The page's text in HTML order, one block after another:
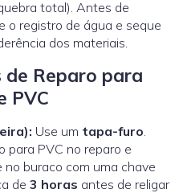
total). Antes de
o registro de água e seque
dos materiais.
Reparo para
PVC
Use um tapa-furo
para PVC no reparo e
buraco com uma chave
de 3 horas antes de religar